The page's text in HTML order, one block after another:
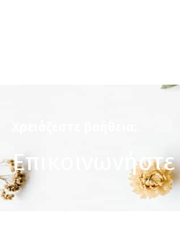
Επικοινωνήστε